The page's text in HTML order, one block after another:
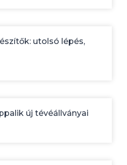
utolsó lépés,
új tévéállványai